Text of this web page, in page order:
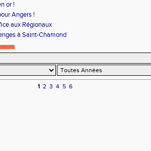
or !
Angers !
aux Régionaux
à Saint-Chamond
1 2 3 4 5 6